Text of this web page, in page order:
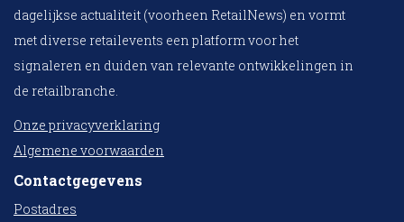
dagelijkse actualiteit (voorheen RetailNews) en vormt
met diverse retailevents een platform voor het
signaleren en duiden van relevante ontwikkelingen in
de retailbranche.
Onze privacyverklaring
Algemene voorwaarden
Contactgegevens
Postadres